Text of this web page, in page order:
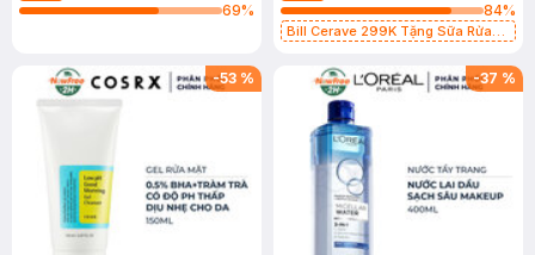
69%
84%
Bill Cerave 299K Tặng Sữa Rửa
-53 % -37 %